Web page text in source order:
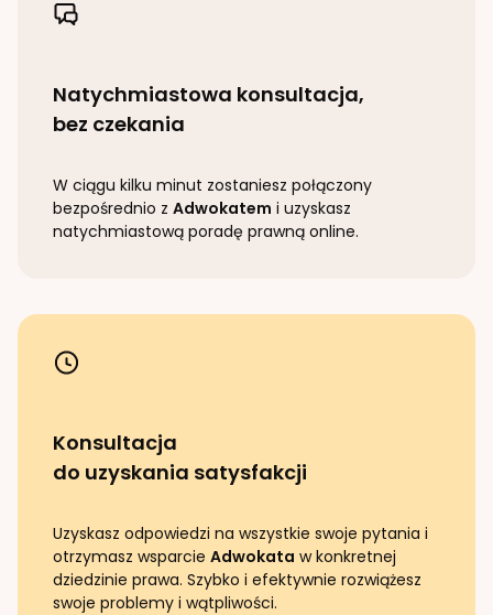
Natychmiastowa konsultacja,
bez czekania
W ciągu kilku minut zostaniesz połączony
bezpośrednio z Adwokatem i uzyskasz
natychmiastową poradę prawną online.
Konsultacja
do uzyskania satysfakcji
Uzyskasz odpowiedzi na wszystkie swoje pytania i
otrzymasz wsparcie Adwokata w konkretnej
dziedzinie prawa. Szybko i efektywnie rozwiążesz
swoje problemy i wątpliwości.